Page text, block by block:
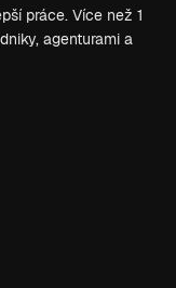
práce. Více než 1
agenturami a